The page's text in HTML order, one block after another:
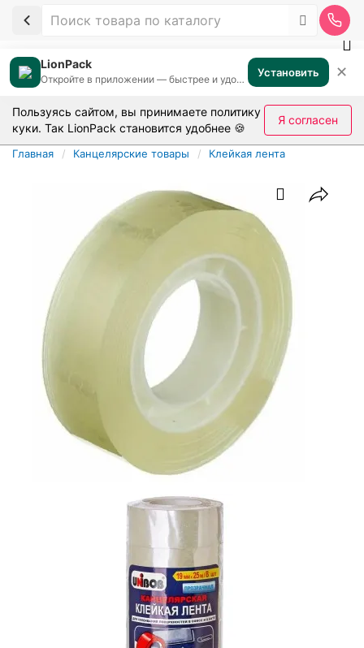
LionPack
Откройте в приложении — быстрее и удобнее Установить ✕
Пользуясь сайтом, вы принимаете политику
куки. Так LionPack становится удобнее 🍪
Я согласен
Главная Канцелярские товары Клейкая лента